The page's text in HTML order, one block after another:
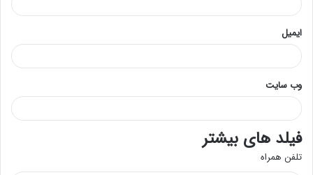
ایمیل
وب‌ سایت
فیلد های بیشتر
تلفن همراه